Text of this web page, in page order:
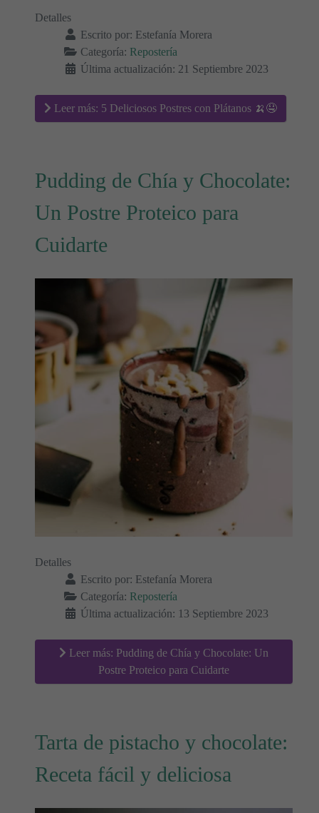
Detalles
Escrito por: Estefanía Morera
Categoría: Repostería
Última actualización: 21 Septiembre 2023
Leer más: 5 Deliciosos Postres con Plátanos 🍌🤤
Pudding de Chía y Chocolate:
Un Postre Proteico para
Cuidarte
Detalles
Escrito por: Estefanía Morera
Categoría: Repostería
Última actualización: 13 Septiembre 2023
Leer más: Pudding de Chía y Chocolate: Un
Postre Proteico para Cuidarte
Tarta de pistacho y chocolate:
Receta fácil y deliciosa